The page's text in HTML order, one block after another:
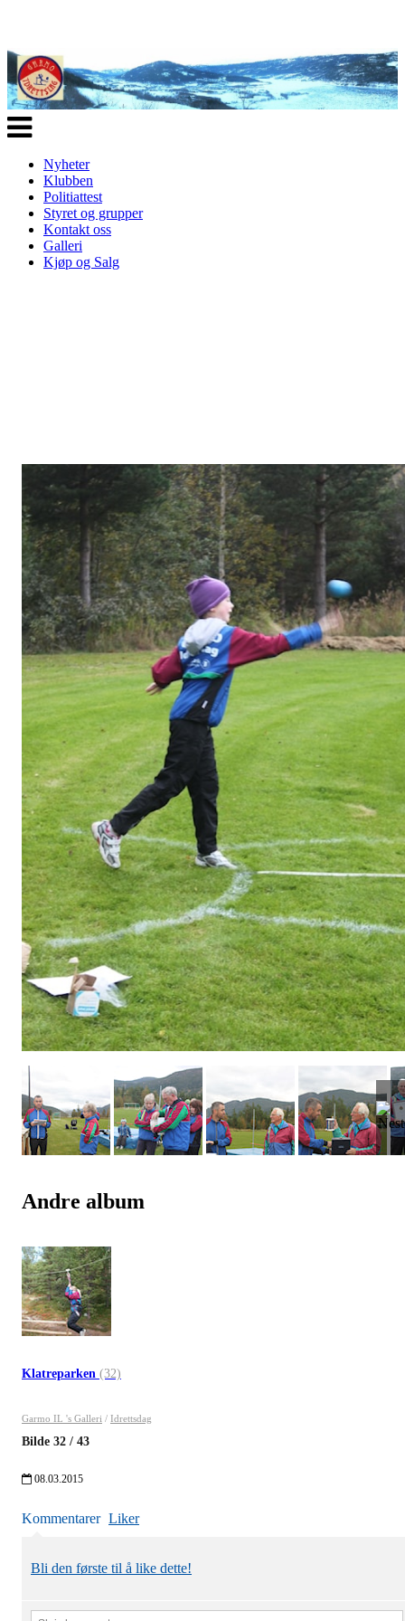
Veksle
navigasjon
Nyheter
Klubben
Politiattest
Styret og grupper
Kontakt oss
Galleri
Kjøp og Salg
Andre album
Klatreparken (32)
Garmo IL 's Galleri / Idrettsdag
Bilde 32 / 43
08.03.2015
Kommentarer Liker
Bli den første til å like dette!